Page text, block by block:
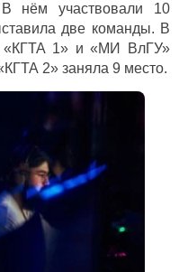
участвовали 10
две команды. В
«КГТА 1» и «МИ ВлГУ»
2» заняла 9 место.